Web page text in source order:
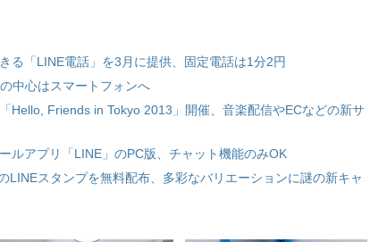
る「LINE電話」を3月に提供、固定電話は1分2円
中心はスマートフォンへ
Hello, Friends in Tokyo 2013」開催、音楽配信やECなどの新サ
ルアプリ「LINE」のPC版、チャット機能のみOK
LINEスタンプを無料配布、多彩なバリエーションに謎の新キャ